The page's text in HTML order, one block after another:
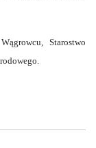
Starostwo